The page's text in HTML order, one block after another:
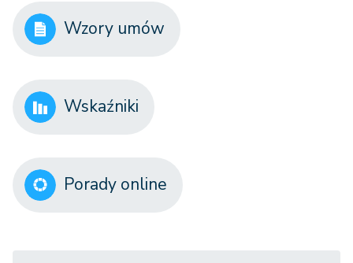
Wzory umów
Wskaźniki
Porady online